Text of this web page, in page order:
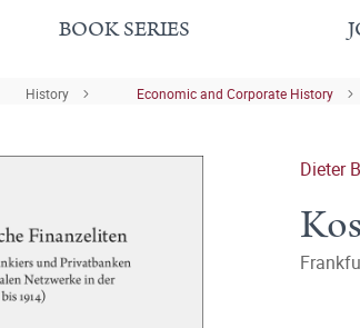
BOOK SERIES
History Economic and Corporate History
Dieter